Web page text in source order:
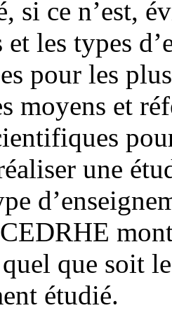
si ce n’est,
et les types
pour les
moyens et
une
que soit
étudié.